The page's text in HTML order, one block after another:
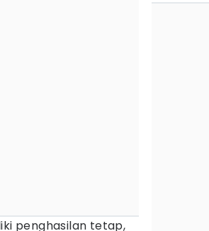
penghasilan tetap,